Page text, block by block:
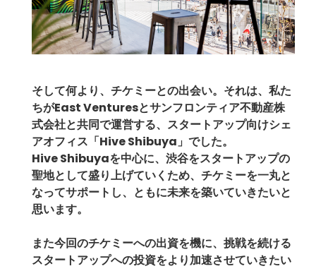
そして何より、チケミーとの出会い。それは、私た
ちがEast Venturesとサンフロンティア不動産株
式会社と共同で運営する、スタートアップ向けシェ
アオフィス「Hive Shibuya」でした。
Hive Shibuyaを中心に、渋谷をスタートアップの
聖地として盛り上げていくため、チケミーを一丸と
なってサポートし、ともに未来を築いていきたいと
思います。
また今回のチケミーへの出資を機に、挑戦を続ける
スタートアップへの投資をより加速させていきたい